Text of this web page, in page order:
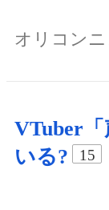
オリコンニ
VTuber
いる?
15